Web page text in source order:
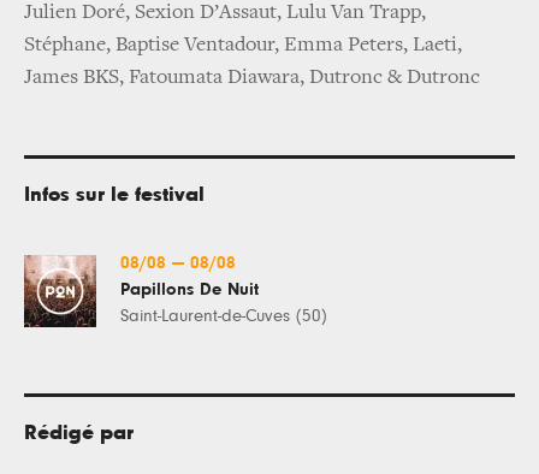
Julien Doré, Sexion D’Assaut, Lulu Van Trapp,
Stéphane, Baptise Ventadour, Emma Peters, Laeti,
James BKS, Fatoumata Diawara, Dutronc & Dutronc
Infos sur le festival
08/08 — 08/08
Papillons De Nuit
Saint-Laurent-de-Cuves (50)
Rédigé par